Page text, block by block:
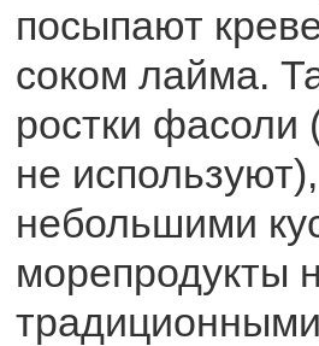
посыпают
соком лайма.
ростки фасоли
не
небольшими
морепродукты